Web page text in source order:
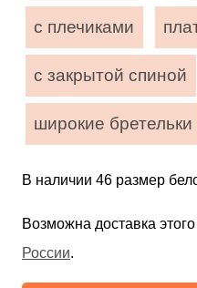
с плечиками
с закрытой спиной
широкие бретельки
В наличии 46 размер
Возможна доставка
России.